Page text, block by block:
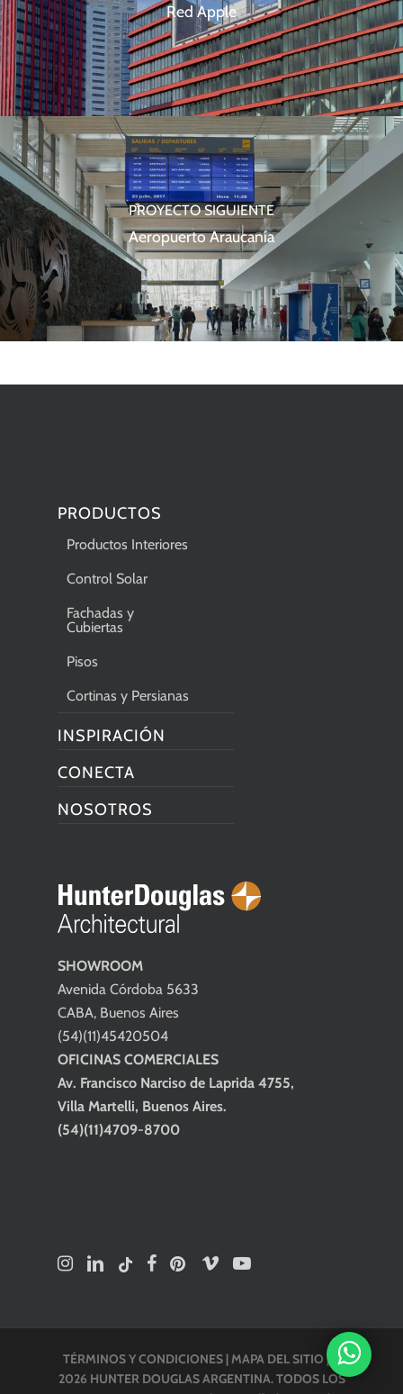
Red Apple
PROYECTO SIGUIENTE
Aeropuerto Araucanía
SHOWROOM
Avenida Córdoba 5633
CABA, Buenos Aires
(54)(11)45420504
OFICINAS COMERCIALES
Av. Francisco Narciso de Laprida 4755,
Villa Martelli, Buenos Aires.
(54)(11)4709-8700
PRODUCTOS
Productos Interiores
Control Solar
Fachadas y
Cubiertas
Pisos
Cortinas y Persianas
INSPIRACIÓN
CONECTA
NOSOTROS
TÉRMINOS Y CONDICIONES| MAPA DEL SITIO | ©
2026 HUNTER DOUGLAS ARGENTINA. TODOS LOS